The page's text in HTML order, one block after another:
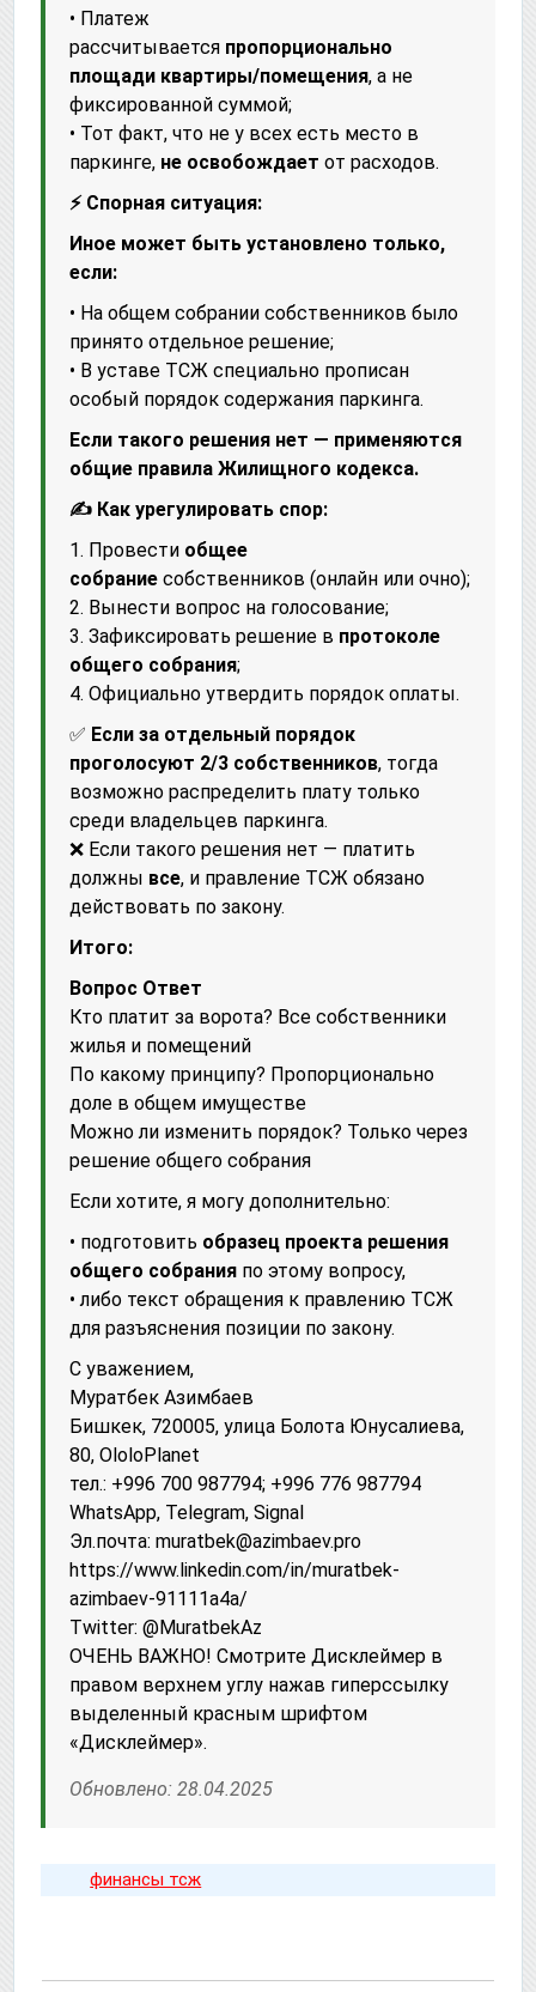
• Платеж
рассчитывается пропорционально
площади квартиры/помещения, а не
фиксированной суммой;
• Тот факт, что не у всех есть место в
паркинге, не освобождает от расходов.
⚡ Спорная ситуация:
Иное может быть установлено только,
если:
• На общем собрании собственников было
принято отдельное решение;
• В уставе ТСЖ специально прописан
особый порядок содержания паркинга.
Если такого решения нет — применяются
общие правила Жилищного кодекса.
✍️ Как урегулировать спор:
1. Провести общее
собрание собственников (онлайн или очно);
2. Вынести вопрос на голосование;
3. Зафиксировать решение в протоколе
общего собрания;
4. Официально утвердить порядок оплаты.
✅ Если за отдельный порядок
проголосуют 2/3 собственников, тогда
возможно распределить плату только
среди владельцев паркинга.
❌ Если такого решения нет — платить
должны все, и правление ТСЖ обязано
действовать по закону.
Итого:
Вопрос Ответ
Кто платит за ворота? Все собственники
жилья и помещений
По какому принципу? Пропорционально
доле в общем имуществе
Можно ли изменить порядок? Только через
решение общего собрания
Если хотите, я могу дополнительно:
• подготовить образец проекта решения
общего собрания по этому вопросу,
• либо текст обращения к правлению ТСЖ
для разъяснения позиции по закону.
С уважением,
Муратбек Азимбаев
Бишкек, 720005, улица Болота Юнусалиева,
80, OloloPlanet
тел.: +996 700 987794; +996 776 987794
WhatsApp, Telegram, Signal
Эл.почта: muratbek@azimbaev.pro
httрs://www.linkedin.com/in/muratbek-
azimbaev-91111a4a/
Twitter: @MuratbekAz
ОЧЕНЬ ВАЖНО! Смотрите Дисклеймер в
правом верхнем углу нажав гиперссылку
выделенный красным шрифтом
«Дисклеймер».
Обновлено: 28.04.2025
финансы тсж